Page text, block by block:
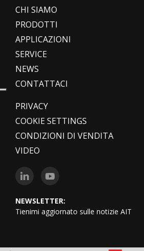
CHI SIAMO
PRODOTTI
APPLICAZIONI
SERVICE
NEWS
CONTATTACI
PRIVACY
COOKIE SETTINGS
CONDIZIONI DI VENDITA
VIDEO
NEWSLETTER:
Tienimi aggiornato sulle notizie AIT